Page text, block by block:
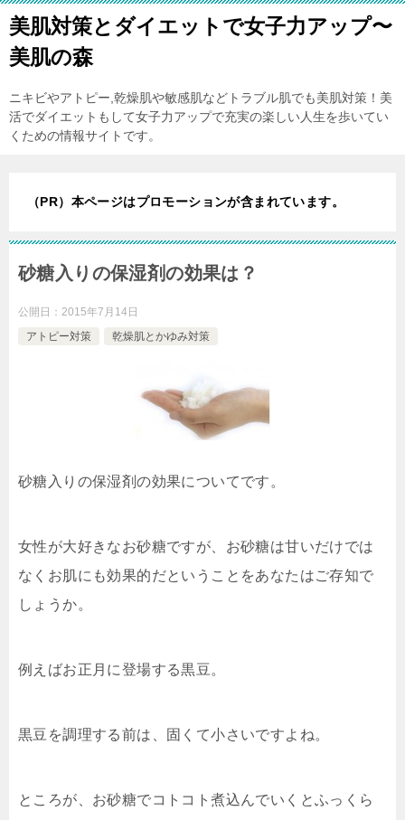
美肌対策とダイエットで女子力アップ〜
美肌の森
ニキビやアトピー,乾燥肌や敏感肌などトラブル肌でも美肌対策！美
活でダイエットもして女子力アップで充実の楽しい人生を歩いてい
くための情報サイトです。
（PR）本ページはプロモーションが含まれています。
砂糖入りの保湿剤の効果は？
公開日： 2015年7月14日
アトピー対策
乾燥肌とかゆみ対策
砂糖入りの保湿剤の効果についてです。
女性が大好きなお砂糖ですが、お砂糖は甘いだけでは
なくお肌にも効果的だということをあなたはご存知で
しょうか。
例えばお正月に登場する黒豆。
黒豆を調理する前は、固くて小さいですよね。
ところが、 お砂糖でコトコト煮込んでいくとふっくら